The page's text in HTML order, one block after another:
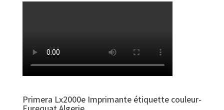
Primera Lx2000e Imprimante étiquette couleur-